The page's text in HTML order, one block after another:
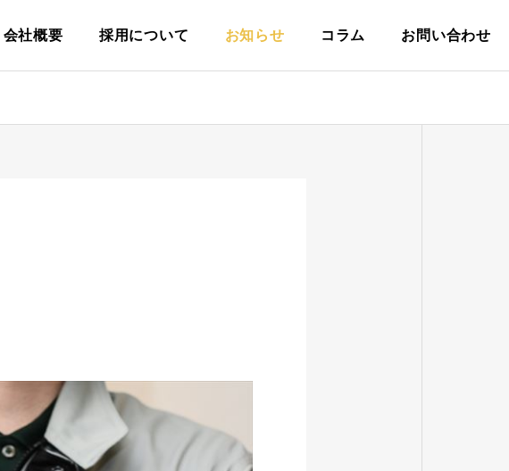
会社概要 採用について お知らせ コラム お問い合わせ